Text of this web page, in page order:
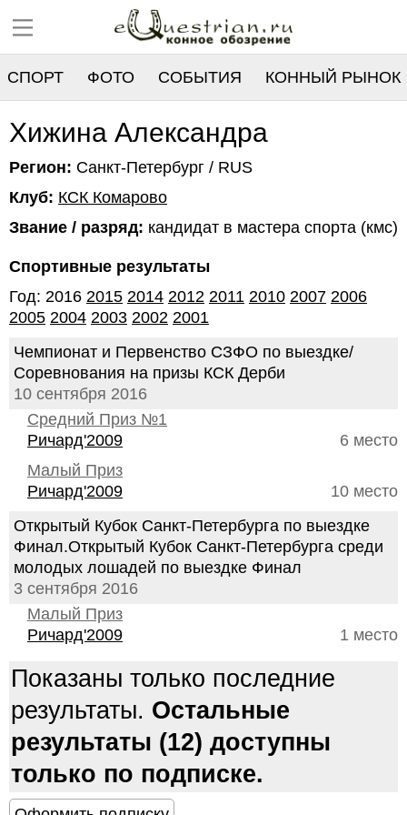
СПОРТ ФОТО СОБЫТИЯ КОННЫЙ РЫНОК
РЕЕСТР
Хижина Александра
Регион: Санкт-Петербург / RUS
Клуб: КСК Комарово
Звание / разряд: кандидат в мастера спорта (кмс)
Спортивные результаты
Год: 2016 2015 2014 2012 2011 2010 2007 2006
2005 2004 2003 2002 2001
Чемпионат и Первенство СЗФО по выездке/
Соревнования на призы КСК Дерби
10 сентября 2016
Средний Приз №1
6 место
Ричард'2009
Малый Приз
10 место
Ричард'2009
Открытый Кубок Санкт-Петербурга по выездке
Финал.Открытый Кубок Санкт-Петербурга среди
молодых лошадей по выездке Финал
3 сентября 2016
Малый Приз
1 место
Ричард'2009
Показаны только последние
результаты. Остальные
результаты (12) доступны
только по подписке.